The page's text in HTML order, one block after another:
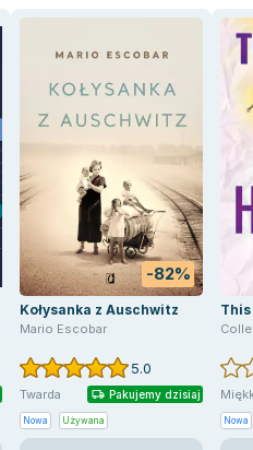
-82%
Kołysanka z Auschwitz
Mario Escobar
5.0
Twarda Pakujemy dzisiaj
Nowa Używana Nowa